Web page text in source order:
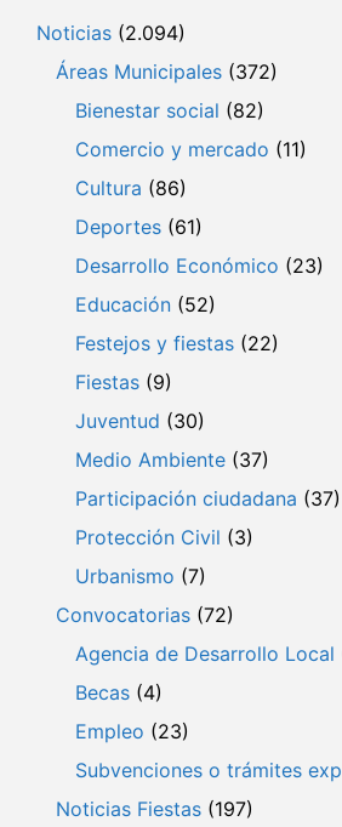
Noticias (2.094)
Áreas Municipales (372)
Bienestar social (82)
Comercio y mercado (11)
Cultura (86)
Deportes (61)
Desarrollo Económico (23)
Educación (52)
Festejos y fiestas (22)
Fiestas (9)
Juventud (30)
Medio Ambiente (37)
Participación ciudadana (37)
Protección Civil (3)
Urbanismo (7)
Convocatorias (72)
Agencia de Desarrollo Local
Becas (4)
Empleo (23)
Subvenciones o trámites
Noticias Fiestas (197)